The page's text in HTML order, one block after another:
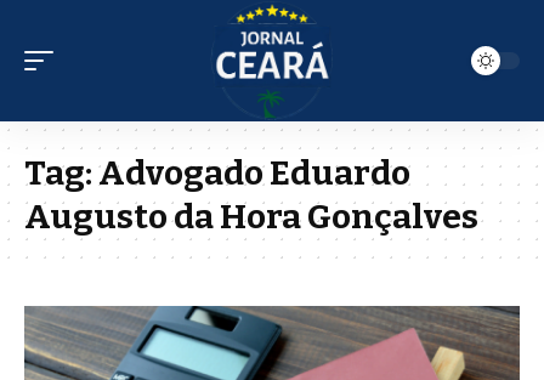
Tag:Advogado Eduardo
Augusto da Hora Gonçalves